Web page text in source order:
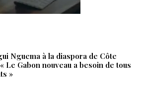
Nguema à la diaspora de Côte
Le Gabon nouveau a besoin de tous
»